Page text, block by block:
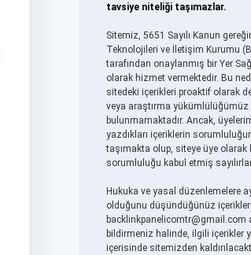
tavsiye niteliği taşımazlar.
Sitemiz, 5651 Sayılı Kanun
Teknolojileri ve İletişim Kurumu
tarafından onaylanmış bir Yer
olarak hizmet vermektedir. Bu
sitedeki içerikleri proaktif olarak
veya araştırma yükümlülüğümüz
bulunmamaktadır. Ancak,
yazdıkları içeriklerin
taşımakta olup, siteye üye olarak
sorumluluğu kabul etmiş
Hukuka ve yasal düzenlemelere
olduğunu düşündüğünüz
backlinkpanelicomtr@gmail.com
bildirmeniz halinde, ilgili içerikler
içerisinde sitemizden